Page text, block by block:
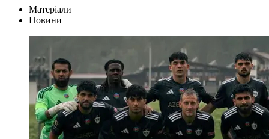
Матеріали
Новини